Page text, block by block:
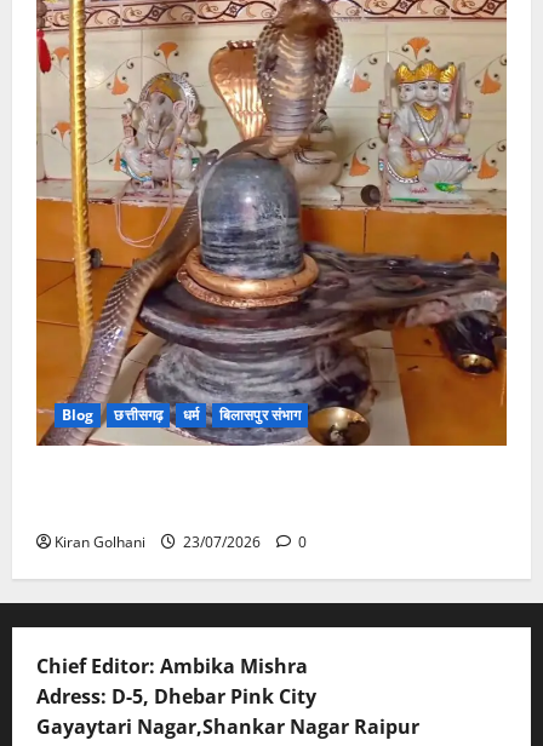
Blog छत्तीसगढ़ धर्म बिलासपुर संभाग
Kiran Golhani 23/07/2026 0
Chief Editor: Ambika Mishra
Adress: D-5, Dhebar Pink City
Gayaytari Nagar,Shankar Nagar Raipur